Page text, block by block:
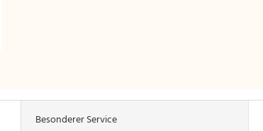
Besonderer Service